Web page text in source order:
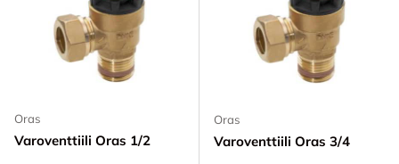
Oras
Varoventtiili Oras 1/2
Oras
Varoventtiili Oras 3/4